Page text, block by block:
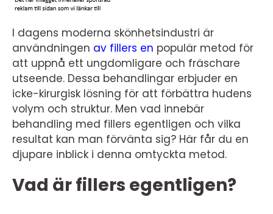
I dagens moderna skönhetsindustri är
användningen av fillers en populär metod för
att uppnå ett ungdomligare och fräschare
utseende. Dessa behandlingar erbjuder en
icke-kirurgisk lösning för att förbättra hudens
volym och struktur. Men vad innebär
behandling med fillers egentligen och vilka
resultat kan man förvänta sig? Här får du en
djupare inblick i denna omtyckta metod.
Vad är fillers egentligen?